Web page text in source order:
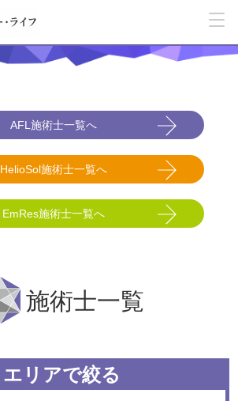
AFL施術士一覧へ
HelioSol施術士一覧へ
EmRes施術士一覧へ
施術士一覧
エリアで絞る